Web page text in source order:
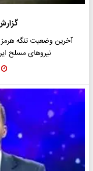
آخرین وضعیت تنگه هرمز
نیروهای مسلح